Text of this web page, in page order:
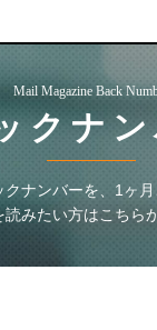
Mail Magazine Back
クナン
クナンバーを、1ヶ
みたい方はこちら